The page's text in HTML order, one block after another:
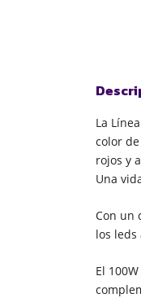
La
color
rojos y
Una
Con un
los
El